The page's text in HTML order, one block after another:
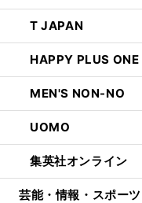
T JAPAN
HAPPY PLUS ONE
MEN'S NON-NO
UOMO
集英社オンライン
芸能・情報・スポーツ